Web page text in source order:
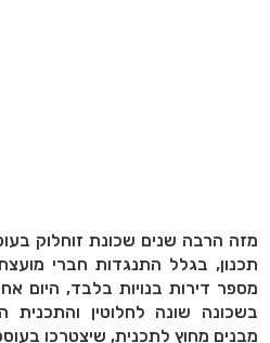
מזה הרבה שנים שכונת זוחלוק
תכנון, בגלל התנגדות חברי
מספר דירות בנויות בלבד, היום
בשכונה שונה לחלוטין והתכנית
מבנים מחוץ לתכנית, שיצטרכו